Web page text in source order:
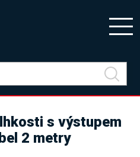
s výstupem
2 metry